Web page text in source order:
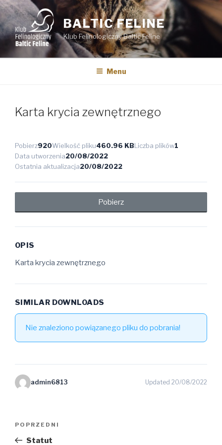
Przejdź
do
treści
BALTIC FELINE
Klub Felinologiczny Baltic Feline
Menu
Karta krycia zewnętrznego
Pobierz920Wielkość pliku460.96 KBLiczba plików1
Data utworzenia20/08/2022
Ostatnia aktualizacja20/08/2022
Pobierz
OPIS
Karta krycia zewnętrznego
SIMILAR DOWNLOADS
Nie znaleziono powiązanego pliku do pobrania!
admin6813 Updated 20/08/2022
Poprzedni
wpis
POPRZEDNI
Statut